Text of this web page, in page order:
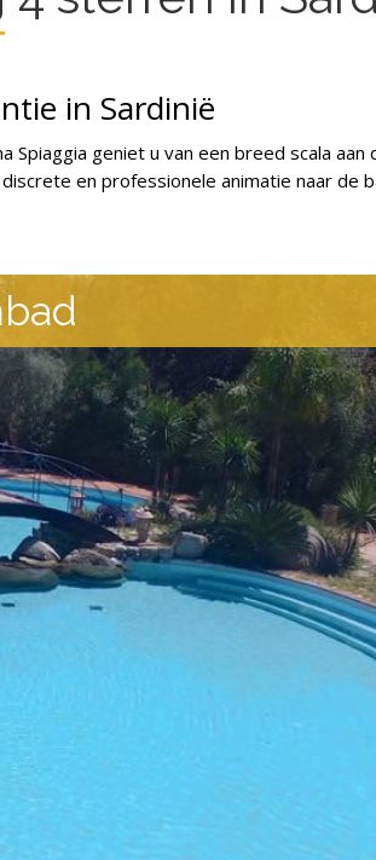
in Sardinië
Spiaggia geniet u van een breed scala
en professionele animatie naar de